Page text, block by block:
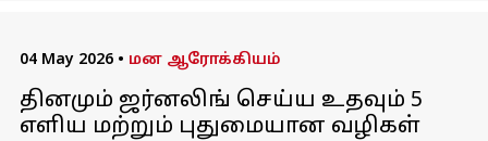
04 May 2026 • மன ஆரோக்கியம்
தினமும் ஜர்னலிங் செய்ய உதவும் 5
எளிய மற்றும் புதுமையான வழிகள்